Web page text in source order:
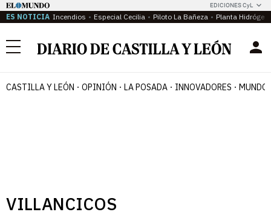
EDICIONES CyL
ES NOTICIA Incendios Especial Cecilia Piloto La Bañeza Planta
Menú
CASTILLA Y LEÓN OPINIÓN LA POSADA INNOVADORES MUNDO
VILLANCICOS